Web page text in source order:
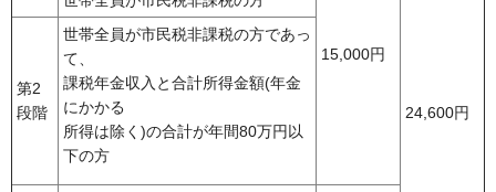
15,000円
24,600円
第2
段階
世帯全員が市民税非課税の方であっ
て、
課税年金収入と合計所得金額(年金
にかかる
所得は除く)の合計が年間80万円以
下の方